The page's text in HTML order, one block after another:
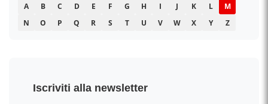
A B C D E F G H I J K L
M
N
O P Q R S T U V W X Y Z
Iscriviti alla newsletter